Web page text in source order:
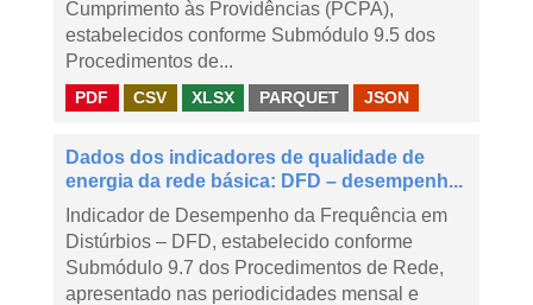
Cumprimento às Providências (PCPA),
estabelecidos conforme Submódulo 9.5 dos
Procedimentos de...
PDF CSV XLSX PARQUET JSON
Dados dos indicadores de qualidade de
energia da rede básica: DFD – desempenh...
Indicador de Desempenho da Frequência em
Distúrbios – DFD, estabelecido conforme
Submódulo 9.7 dos Procedimentos de Rede,
apresentado nas periodicidades mensal e